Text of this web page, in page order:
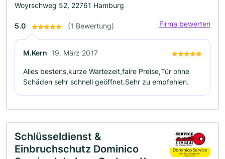
Woyrschweg 52, 22761 Hamburg
5.0 (1 Bewertung) Firma bewerten
M.Kern 19. März 2017
Alles bestens,kurze Wartezeit,faire Preise,Tür ohne
Schäden sehr schnell geöffnet.Sehr zu empfehlen.
Schlüsseldienst &
Einbruchschutz Dominico